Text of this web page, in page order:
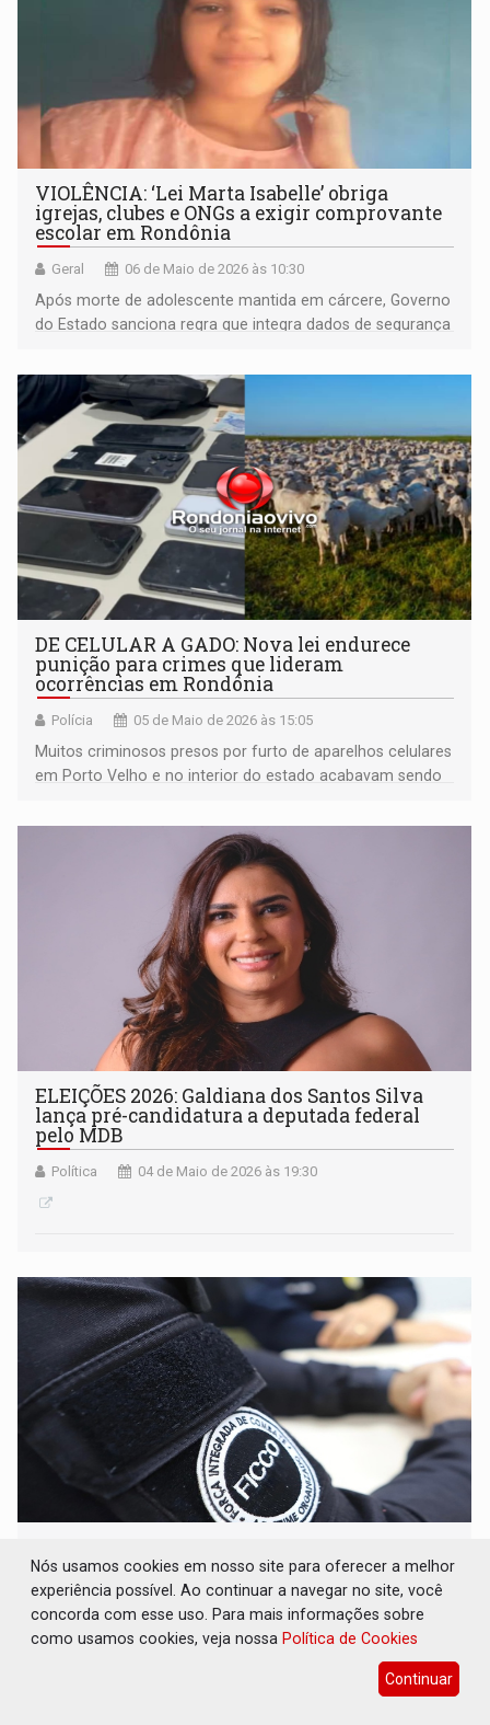
VIOLÊNCIA: ‘Lei Marta Isabelle’ obriga
igrejas, clubes e ONGs a exigir comprovante
escolar em Rondônia
Geral 06 de Maio de 2026 às 10:30
Após morte de adolescente mantida em cárcere, Governo
do Estado sanciona regra que integra dados de segurança
DE CELULAR A GADO: Nova lei endurece
punição para crimes que lideram
ocorrências em Rondônia
Polícia 05 de Maio de 2026 às 15:05
Muitos criminosos presos por furto de aparelhos celulares
em Porto Velho e no interior do estado acabavam sendo
ELEIÇÕES 2026: Galdiana dos Santos Silva
lança pré-candidatura a deputada federal
pelo MDB
Política 04 de Maio de 2026 às 19:30
Justiça por homicídio e corrupção de
menores
Polícia 04 de Maio de 2026 às 17:40
Nós usamos cookies em nosso site para oferecer a melhor
experiência possível. Ao continuar a navegar no site, você
concorda com esse uso. Para mais informações sobre
como usamos cookies, veja nossa Política de Cookies
Continuar